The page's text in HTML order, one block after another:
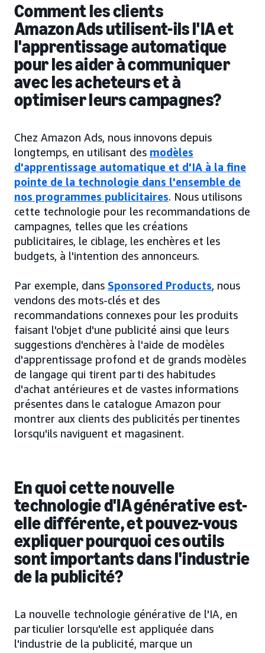
Comment les clients
Amazon Ads utilisent-ils l'IA et
l'apprentissage automatique
pour les aider à communiquer
avec les acheteurs et à
optimiser leurs campagnes?
Chez Amazon Ads, nous innovons depuis
longtemps, en utilisant des modèles
d'apprentissage automatique et d'IA à la fine
pointe de la technologie dans l'ensemble de
nos programmes publicitaires. Nous utilisons
cette technologie pour les recommandations de
campagnes, telles que les créations
publicitaires, le ciblage, les enchères et les
budgets, à l'intention des annonceurs.
Par exemple, dans Sponsored Products, nous
vendons des mots-clés et des
recommandations connexes pour les produits
faisant l'objet d'une publicité ainsi que leurs
suggestions d'enchères à l'aide de modèles
d'apprentissage profond et de grands modèles
de langage qui tirent parti des habitudes
d'achat antérieures et de vastes informations
présentes dans le catalogue Amazon pour
montrer aux clients des publicités pertinentes
lorsqu'ils naviguent et magasinent.
En quoi cette nouvelle
technologie d'IA générative est-
elle différente, et pouvez-vous
expliquer pourquoi ces outils
sont importants dans l'industrie
de la publicité?
La nouvelle technologie générative de l'IA, en
particulier lorsqu'elle est appliquée dans
l'industrie de la publicité, marque un